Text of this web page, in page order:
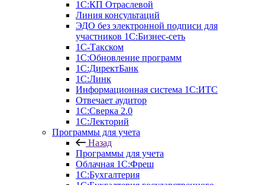
1С:КП Отраслевой
Линия консультаций
ЭДО без электронной подписи для
участников 1С:Бизнес-сеть
1С-Такском
1С:Обновление программ
1С:ДиректБанк
1С:Линк
Информационная система 1С:ИТС
Отвечает аудитор
1С:Сверка 2.0
1С:Лекторий
Программы для учета
Назад
Программы для учета
Облачная 1С:Фреш
1С:Бухгалтерия